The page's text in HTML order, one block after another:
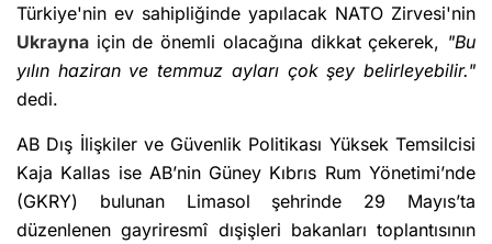
Türkiye'nin ev sahipliğinde yapılacak NATO Zirvesi'nin
Ukrayna için de önemli olacağına dikkat çekerek, "Bu
yılın haziran ve temmuz ayları çok şey belirleyebilir."
dedi.
AB Dış İlişkiler ve Güvenlik Politikası Yüksek Temsilcisi
Kaja Kallas ise AB’nin Güney Kıbrıs Rum Yönetimi’nde
(GKRY) bulunan Limasol şehrinde 29 Mayıs’ta
düzenlenen gayriresmî dışişleri bakanları toplantısının